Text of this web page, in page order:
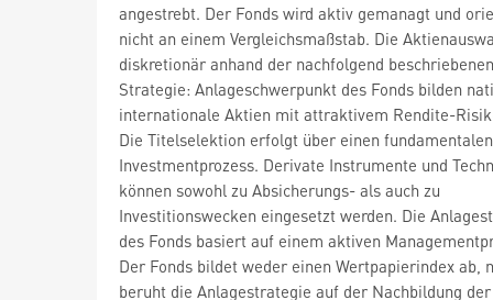
angestrebt. Der Fonds wird aktiv gemanagt und
nicht an einem Vergleichsmaßstab. Die
diskretionär anhand der nachfolgend beschriebenen
Strategie: Anlageschwerpunkt des Fonds bilden
internationale Aktien mit attraktivem Rendite-
Die Titelselektion erfolgt über einen fundamentalen
Investmentprozess. Derivate Instrumente und
können sowohl zu Absicherungs- als auch zu
Investitionswecken eingesetzt werden. Die
des Fonds basiert auf einem aktiven
Der Fonds bildet weder einen Wertpapierindex ab,
beruht die Anlagestrategie auf der Nachbildung der